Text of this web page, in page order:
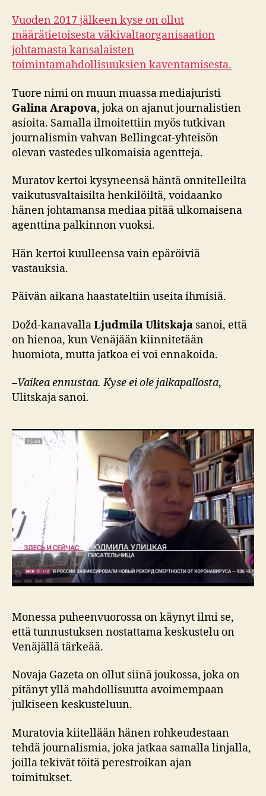
Vuoden 2017 jälkeen kyse on ollut
määrätietoisesta väkivaltaorganisaation
johtamasta kansalaisten
toimintamahdollisuuksien kaventamisesta.
Tuore nimi on muun muassa mediajuristi
Galina Arapova, joka on ajanut journalistien
asioita. Samalla ilmoitettiin myös tutkivan
journalismin vahvan Bellingcat-yhteisön
olevan vastedes ulkomaisia agentteja.
Muratov kertoi kysyneensä häntä onnitelleilta
vaikutusvaltaisilta henkilöiltä, voidaanko
hänen johtamansa mediaa pitää ulkomaisena
agenttina palkinnon vuoksi.
Hän kertoi kuulleensa vain epäröiviä
vastauksia.
Päivän aikana haastateltiin useita ihmisiä.
Dožd-kanavallaLjudmila Ulitskaja sanoi, että
on hienoa, kun Venäjään kiinnitetään
huomiota, mutta jatkoa ei voi ennakoida.
–Vaikea ennustaa. Kyse ei ole jalkapallosta,
Ulitskaja sanoi.
Monessa puheenvuorossa on käynyt ilmi se,
että tunnustuksen nostattama keskustelu on
Venäjällä tärkeää.
Novaja Gazeta on ollut siinä joukossa, joka on
pitänyt yllä mahdollisuutta avoimempaan
julkiseen keskusteluun.
Muratovia kiitellään hänen rohkeudestaan
tehdä journalismia, joka jatkaa samalla linjalla,
joilla tekivät töitä perestroikan ajan
toimitukset.